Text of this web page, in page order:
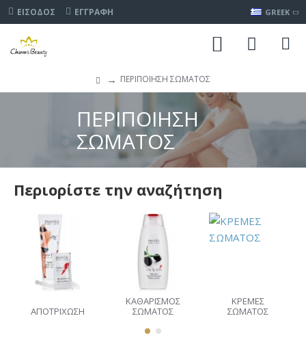
ΕΊΣΟΔΟΣ ΕΓΓΡΑΦΉ GREEK
ΠΕΡΙΠΟΙΗΣΗ ΣΩΜΑΤΟΣ
ΠΕΡΙΠΟΙΗΣΗ
ΣΩΜΑΤΟΣ
Περιορίστε την αναζήτηση
ΑΠΟΤΡΙΧΩΣΗ
ΚΑΘΑΡΙΣΜΟΣ
ΣΩΜΑΤΟΣ
ΚΡΕΜΕΣ
ΣΩΜΑΤΟΣ